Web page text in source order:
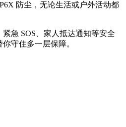
防尘，无论生活或户外活动都
急 SOS、家人抵达通知等安全
守住多一层保障。